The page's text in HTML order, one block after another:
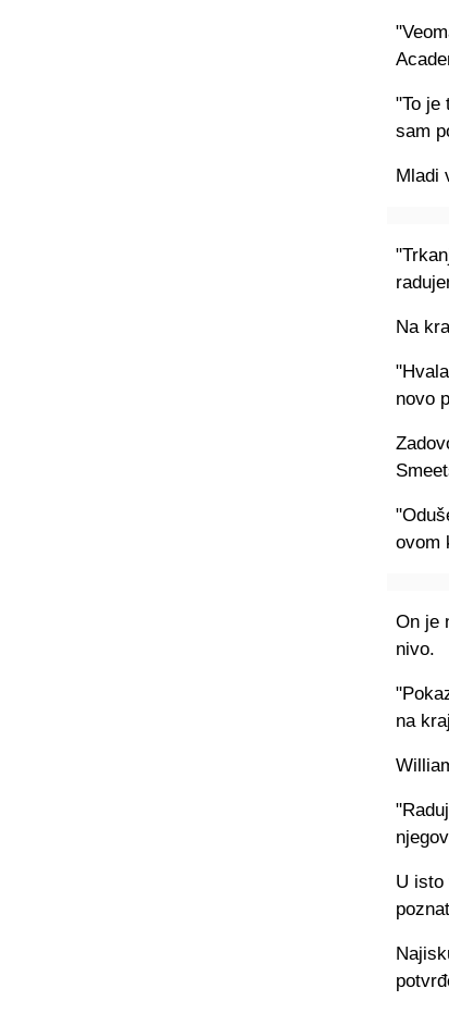
"To je
sam
Mladi
Na
novo
ovom
On je
nivo.
na
U isto